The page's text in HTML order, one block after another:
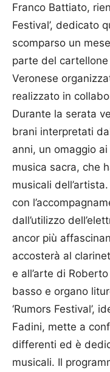
Franco Battiato,
Festival’, dedicato
scomparso un
parte del cartellone
Veronese
realizzato in
Durante la serata
brani interpretati
anni, un omaggio
musica sacra, che
musicali
con
dall’utilizzo
ancor più
accosterà al
e all’arte di
basso e organo
‘Rumors Festival’,
Fadini, mette a
differenti ed è
musicali. Il